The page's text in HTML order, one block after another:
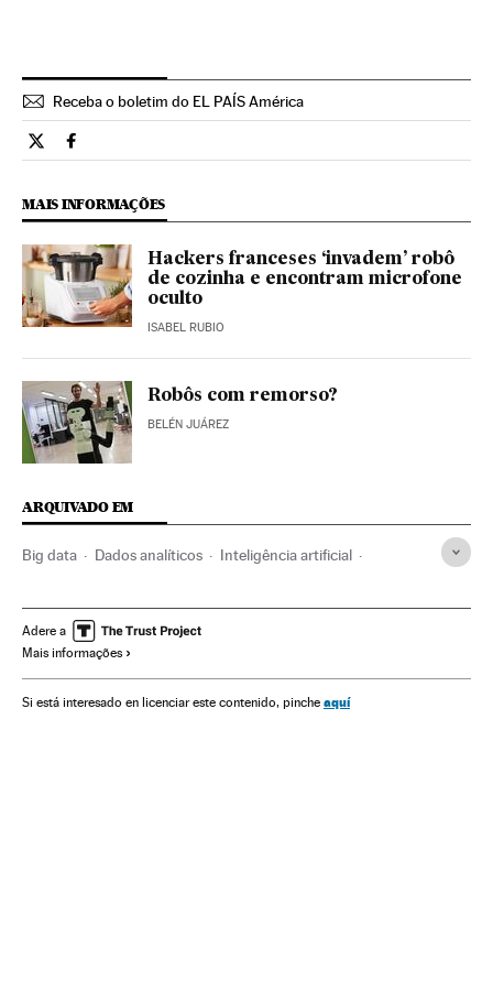
Receba o boletim do EL PAÍS América
Tecnologia El País Brasil en Twitter
Tecnologia El País Brasil en Facebook
MAIS INFORMAÇÕES
Hackers franceses ‘invadem’ robô
de cozinha e encontram microfone
oculto
ISABEL RUBIO
Robôs com remorso?
BELÉN JUÁREZ
ARQUIVADO EM
Big data Dados analíticos Inteligência artificial
Tecnologias informação Ásia oriental
União Europeia
Organizações internacionais Tecnologia Economia
Adere a
Mais informações
Si está interesado en licenciar este contenido, pinche aquí